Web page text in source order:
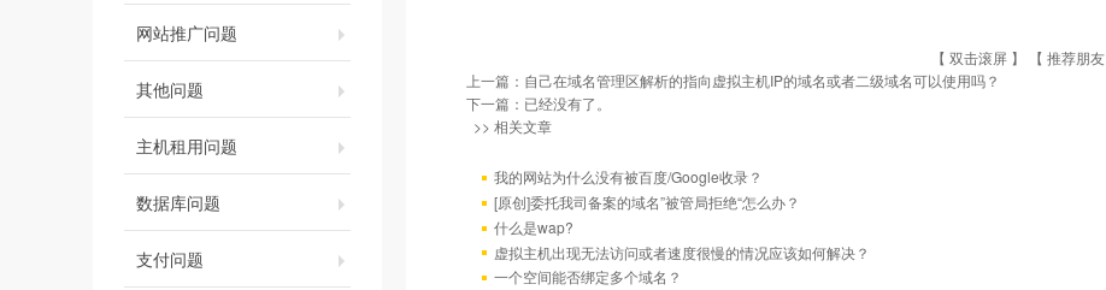
网站推广问题
其他问题
主机租用问题
数据库问题
支付问题
【 双击滚屏 】 【 推荐朋友
上一篇： 自己在域名管理区解析的指向虚拟主机IP的域名或者二级域名可以使用吗？
下一篇：已经没有了。
>> 相关文章
我的网站为什么没有被百度/Google收录？
[原创]委托我司备案的域名”被管局拒绝“怎么办？
什么是wap?
虚拟主机出现无法访问或者速度很慢的情况应该如何解决？
一个空间能否绑定多个域名？